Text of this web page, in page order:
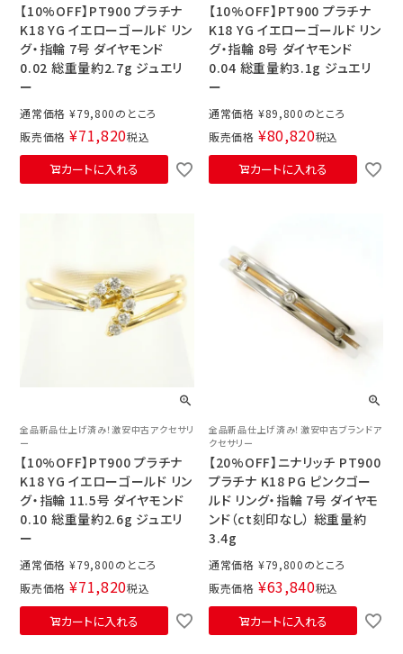
【10%OFF】PT900 プラチナ
K18 YG イエローゴールド リン
グ・指輪 7号 ダイヤモンド
0.02 総重量約2.7g ジュエリ
ー
通常価格 ¥79,800
販売価格 ¥71,820税込
カートに入れる
【10%OFF】PT900 プラチナ
K18 YG イエローゴールド リン
グ・指輪 8号 ダイヤモンド
0.04 総重量約3.1g ジュエリ
ー
通常価格 ¥89,800
販売価格 ¥80,820税込
カートに入れる
全品新品仕上げ済み！激安中古アクセサリ
ー
【10%OFF】PT900 プラチナ
K18 YG イエローゴールド リン
グ・指輪 11.5号 ダイヤモンド
0.10 総重量約2.6g ジュエリ
ー
通常価格 ¥79,800
販売価格 ¥71,820税込
カートに入れる
全品新品仕上げ済み！激安中古ブランドア
クセサリー
【20%OFF】ニナリッチ PT900
プラチナ K18 PG ピンクゴー
ルド リング・指輪 7号 ダイヤモ
ンド（ct刻印なし） 総重量約
3.4g
通常価格 ¥79,800
販売価格 ¥63,840税込
カートに入れる